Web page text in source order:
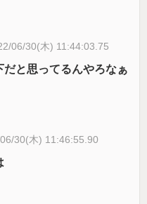
06/30(木) 11:44:03.75
と思ってるんやろなぁ
30(木) 11:46:55.90